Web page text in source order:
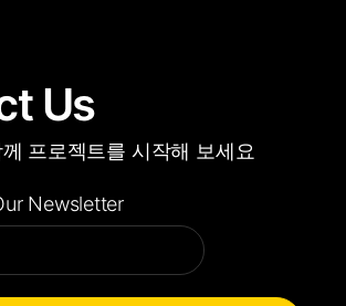
Us
프로젝트를 시작해 보세요
Newsletter